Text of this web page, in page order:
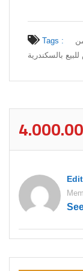
Tags :
بالسكندرية